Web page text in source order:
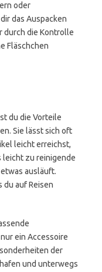
oder
das Auspacken
durch die Kontrolle
Fläschchen
du die Vorteile
Sie lässt sich oft
leicht erreichst,
leicht zu reinigende
ausläuft.
du auf Reisen
ein Accessoire
der
und unterwegs